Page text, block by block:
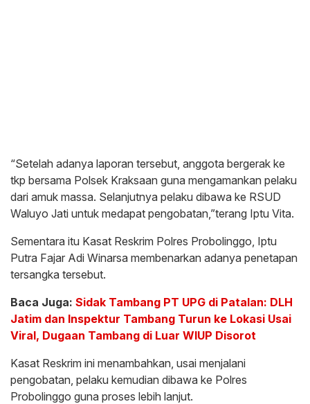
“Setelah adanya laporan tersebut, anggota bergerak ke
tkp bersama Polsek Kraksaan guna mengamankan pelaku
dari amuk massa. Selanjutnya pelaku dibawa ke RSUD
Waluyo Jati untuk medapat pengobatan,”terang Iptu Vita.
Sementara itu Kasat Reskrim Polres Probolinggo, Iptu
Putra Fajar Adi Winarsa membenarkan adanya penetapan
tersangka tersebut.
Baca Juga: Sidak Tambang PT UPG di Patalan: DLH
Jatim dan Inspektur Tambang Turun ke Lokasi Usai
Viral, Dugaan Tambang di Luar WIUP Disorot
Kasat Reskrim ini menambahkan, usai menjalani
pengobatan, pelaku kemudian dibawa ke Polres
Probolinggo guna proses lebih lanjut.